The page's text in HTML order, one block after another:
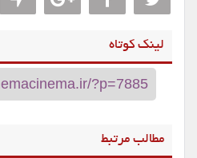
لینک کوتاه
مطالب مرتبط